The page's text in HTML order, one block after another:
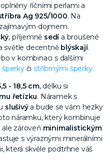
říčními perlami a
Ag 925/1000. Na
dojmem.
, příjemně sedía broušené
světle decentně blýskají.
v kombinaci s dalšími
či stříbrnými šperky.
- 18,5 cm, délku si
řetízku. Náramek s
slušivýa bude se vám hezky
náramku, který kombinuje
zároveň minimalistickým
s výraznými minerálními
která skvěle podtrhne váš